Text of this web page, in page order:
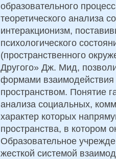
образовательного
теоретического анализа
интеракционизм,
психологического
(пространственного
Другого» Дж. Мид,
формами
пространством. Понятие
анализа социальных,
характер которых
пространства, в котором
Образовательное
жесткой системой